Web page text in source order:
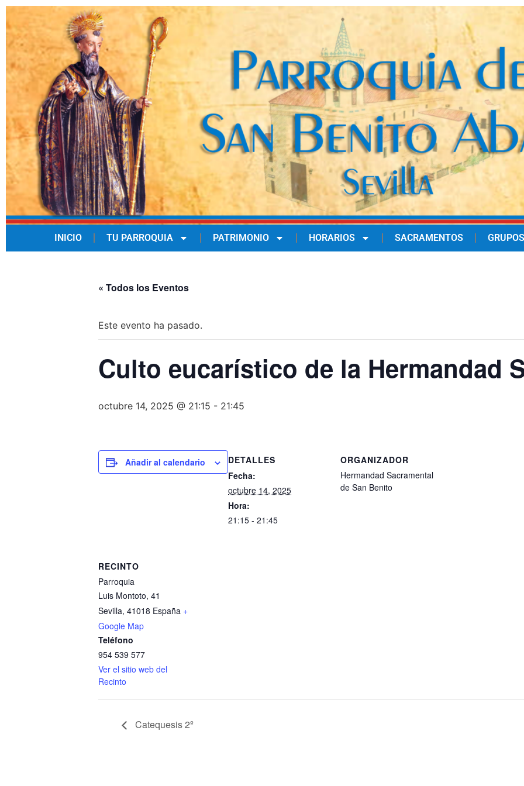
INICIO TU PARROQUIA PATRIMONIO HORARIOS SACRAMENTOS
« Todos los Eventos
Este evento ha pasado.
Culto eucarístico de la Hermandad
octubre 14, 2025 @ 21:15 - 21:45
Añadir al calendario
DETALLES
Fecha:
octubre 14, 2025
Hora:
21:15 - 21:45
ORGANIZADOR
Hermandad Sacramental
de San Benito
RECINTO
Parroquia
Luis Montoto, 41
Sevilla, 41018 España +
Google Map
Teléfono
954 539 577
Ver el sitio web del
Recinto
Catequesis 2º